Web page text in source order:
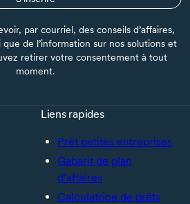
par courriel, des conseils d’affaires,
de l’information sur nos solutions et
retirer votre consentement à tout
moment.
Liens rapides
Prêt petites entreprises
Gabarit de plan
d’affaires
Calculatrice de prêts